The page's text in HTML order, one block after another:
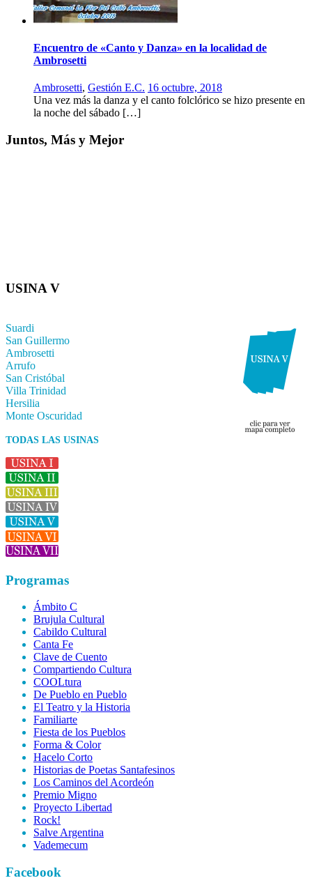
Encuentro de «Canto y Danza» en la localidad de
Ambrosetti
Ambrosetti, Gestión E.C. 16 octubre, 2018
Una vez más la danza y el canto folclórico se hizo presente en
la noche del sábado […]
Juntos, Más y Mejor
USINA V
Suardi
San Guillermo
Ambrosetti
Arrufo
San Cristóbal
Villa Trinidad
Hersilia
Monte Oscuridad
TODAS LAS USINAS
Programas
Ámbito C
Brujula Cultural
Cabildo Cultural
Canta Fe
Clave de Cuento
Compartiendo Cultura
COOLtura
De Pueblo en Pueblo
El Teatro y la Historia
Familiarte
Fiesta de los Pueblos
Forma & Color
Hacelo Corto
Historias de Poetas Santafesinos
Los Caminos del Acordeón
Premio Migno
Proyecto Libertad
Rock!
Salve Argentina
Vademecum
Facebook